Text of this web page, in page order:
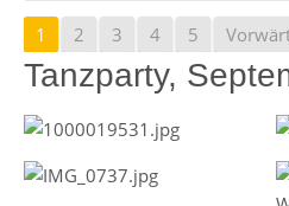
1 2 3 4 5
Tanzparty,